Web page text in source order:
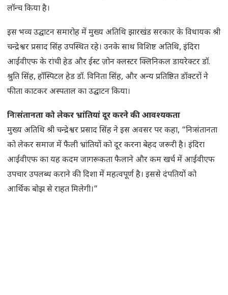
लॉन्च किया है।
इस भव्य उद्घाटन समारोह में मुख्य अतिथि झारखंड सरकार के विधायक श्री
चन्द्रेश्वर प्रसाद सिंह उपस्थित रहे। उनके साथ विशिष्ट अतिथि, इंदिरा
आईवीएफ के रांची हेड और ईस्ट ज़ोन क्लस्टर क्लिनिकल डायरेक्टर डॉ.
श्रुति सिंह, हॉस्पिटल हेड डॉ. विनिता सिंह, और अन्य प्रतिष्ठित डॉक्टरों ने
फीता काटकर अस्पताल का उद्घाटन किया।
निःसंतानता को लेकर भ्रांतियां दूर करने की आवश्यकता
मुख्य अतिथि श्री चन्द्रेश्वर प्रसाद सिंह ने इस अवसर पर कहा, “निःसंतानता
को लेकर समाज में फैली भ्रांतियों को दूर करना बेहद जरूरी है। इंदिरा
आईवीएफ का यह कदम जागरूकता फैलाने और कम खर्च में आईवीएफ
उपचार उपलब्ध कराने की दिशा में महत्वपूर्ण है। इससे दंपतियों को
आर्थिक बोझ से राहत मिलेगी।”